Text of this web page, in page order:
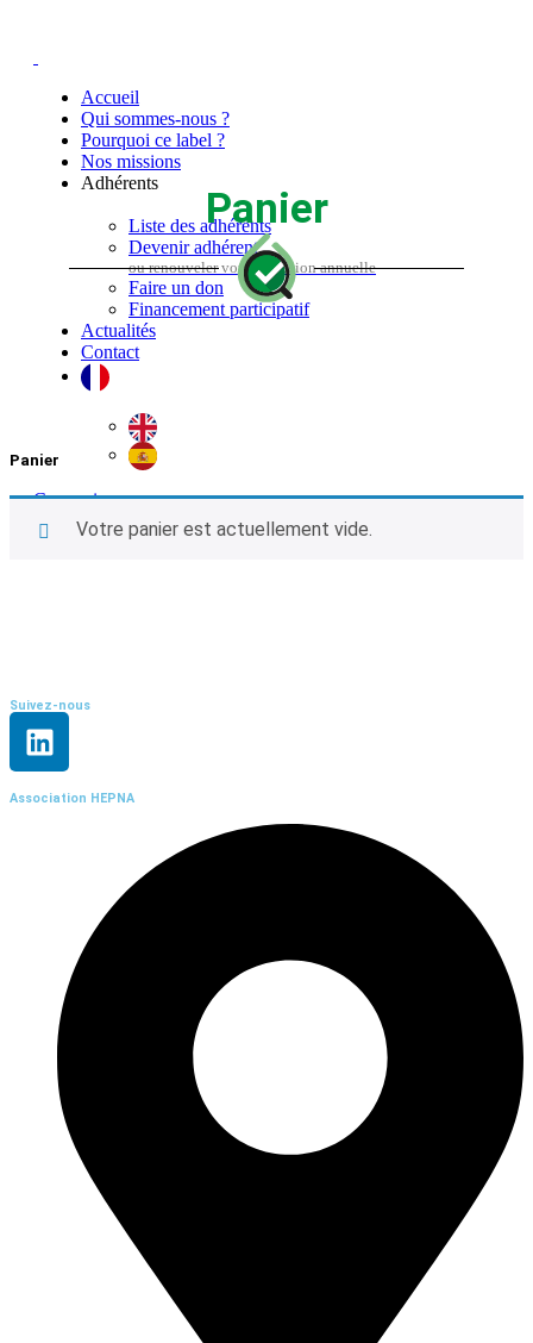
Accueil
Qui sommes-nous ?
Pourquoi ce label ?
Nos missions
Adhérents
Liste des adhérents
Devenir adhérent
Faire un don
Financement participatif
Actualités
Contact
Connexion
0
Panier
Panier
Votre panier est actuellement vide.
Suivez-nous
Association HEPNA